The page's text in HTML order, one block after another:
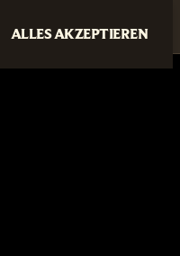
ALLES AKZEPTIEREN